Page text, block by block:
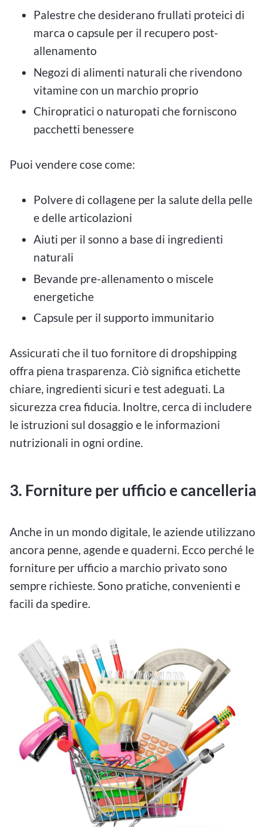
Palestre che desiderano frullati proteici di
marca o capsule per il recupero post-
allenamento
Negozi di alimenti naturali che rivendono
vitamine con un marchio proprio
Chiropratici o naturopati che forniscono
pacchetti benessere
Puoi vendere cose come:
Polvere di collagene per la salute della pelle
e delle articolazioni
Aiuti per il sonno a base di ingredienti
naturali
Bevande pre-allenamento o miscele
energetiche
Capsule per il supporto immunitario
Assicurati che il tuo fornitore di dropshipping
offra piena trasparenza. Ciò significa etichette
chiare, ingredienti sicuri e test adeguati. La
sicurezza crea fiducia. Inoltre, cerca di includere
le istruzioni sul dosaggio e le informazioni
nutrizionali in ogni ordine.
3. Forniture per ufficio e cancelleria
Anche in un mondo digitale, le aziende utilizzano
ancora penne, agende e quaderni. Ecco perché le
forniture per ufficio a marchio privato sono
sempre richieste. Sono pratiche, convenienti e
facili da spedire.